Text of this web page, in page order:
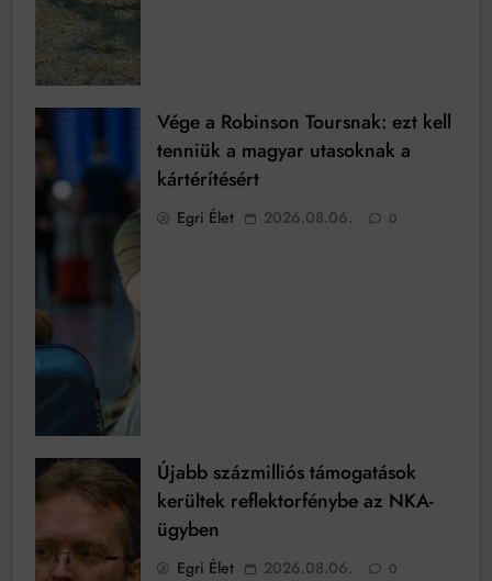
Vége a Robinson Toursnak: ezt kell
tenniük a magyar utasoknak a
kártérítésért
Egri Élet 2026.08.06. 0
Újabb százmilliós támogatások
kerültek reflektorfénybe az NKA-
ügyben
Egri Élet 2026.08.06. 0